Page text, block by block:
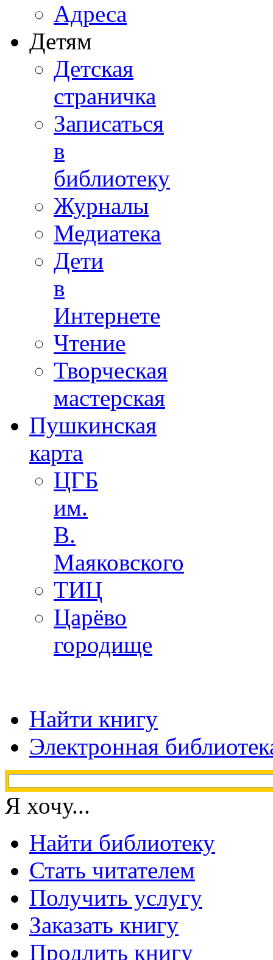
Адреса
Детям
Детская
страничка
Записаться
в
библиотеку
Журналы
Медиатека
Дети
в
Интернете
Чтение
Творческая
мастерская
Пушкинская
карта
ЦГБ
им.
В.
Маяковского
ТИЦ
Царёво
городище
Найти книгу
Электронная
Я хочу...
Найти библиотеку
Стать читателем
Получить услугу
Заказать книгу
Продлить книгу